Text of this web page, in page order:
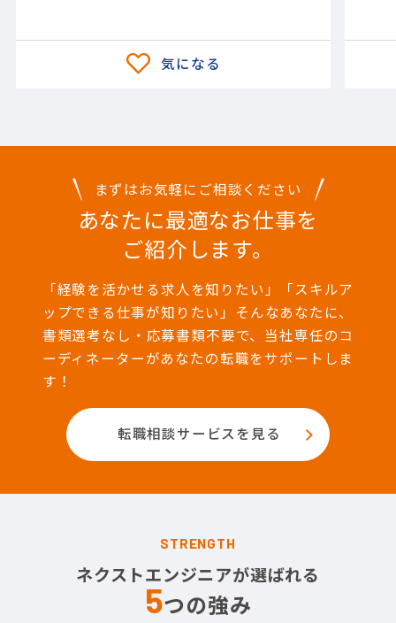
まずはお気軽にご相談ください
あなたに最適なお仕事を
ご紹介します。
「経験を活かせる求人を知りたい」「スキルア
ップできる仕事が知りたい」そんなあなたに、
書類選考なし・応募書類不要で、当社専任のコ
ーディネーターがあなたの転職をサポートしま
す！
転職相談サービスを見る
STRENGTH
ネクストエンジニアが選ばれる
5つの強み